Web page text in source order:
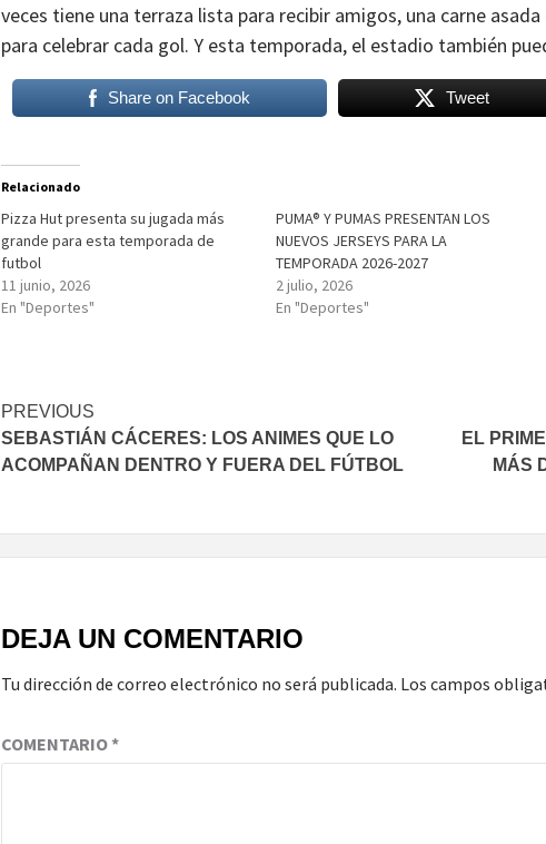
veces tiene una terraza lista para recibir amigos, una carne
para celebrar cada gol. Y esta temporada, el estadio también
Share on Facebook Tweet
Relacionado
Pizza Hut presenta su jugada más
grande para esta temporada de
futbol
11 junio, 2026
En "Deportes"
PUMA® Y PUMAS PRESENTAN LOS
NUEVOS JERSEYS PARA LA
TEMPORADA 2026-2027
2 julio, 2026
En "Deportes"
Post
navigation
PREVIOUS
SEBASTIÁN CÁCERES: LOS ANIMES QUE LO
ACOMPAÑAN DENTRO Y FUERA DEL FÚTBOL
EL
MÁS
DEJA UN COMENTARIO
Tu dirección de correo electrónico no será publicada. Los campos
COMENTARIO*